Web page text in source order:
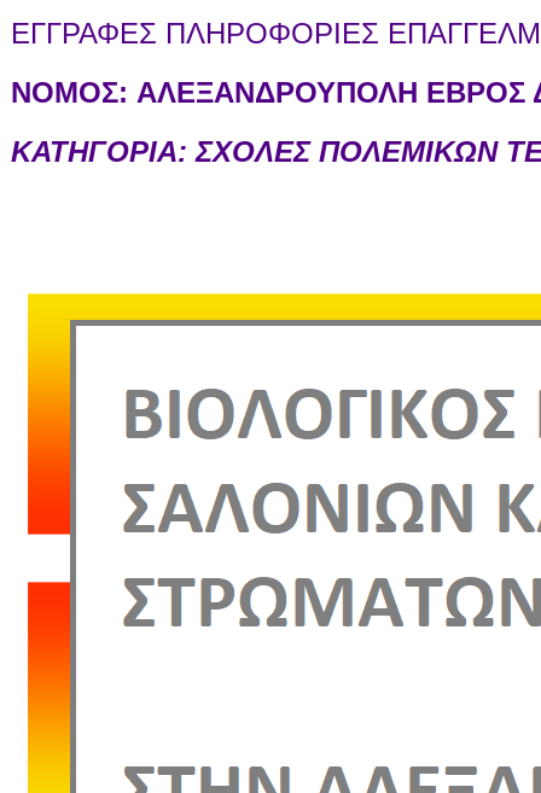
ΕΓΓΡΑΦΕΣ ΠΛΗΡΟΦΟΡΙΕΣ
ΝΟΜΟΣ: ΑΛΕΞΑΝΔΡΟΥΠΟΛΗ ΕΒΡΟΣ
ΚΑΤΗΓΟΡΙΑ: ΣΧΟΛΕΣ ΠΟΛΕΜΙΚΩΝ